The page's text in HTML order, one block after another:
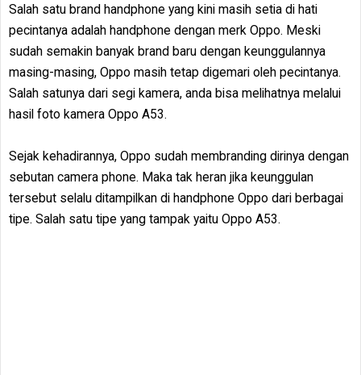
Salah satu brand handphone yang kini masih setia di hati
pecintanya adalah handphone dengan merk Oppo. Meski
sudah semakin banyak brand baru dengan keunggulannya
masing-masing, Oppo masih tetap digemari oleh pecintanya.
Salah satunya dari segi kamera, anda bisa melihatnya melalui
hasil foto kamera Oppo A53.
Sejak kehadirannya, Oppo sudah membranding dirinya dengan
sebutan camera phone. Maka tak heran jika keunggulan
tersebut selalu ditampilkan di handphone Oppo dari berbagai
tipe. Salah satu tipe yang tampak yaitu Oppo A53.